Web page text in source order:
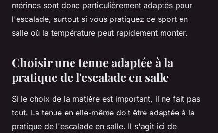
mérinos sont donc particulièrement adaptés pour
l'escalade, surtout si vous pratiquez ce sport en
salle où la température peut rapidement monter.
Choisir une tenue adaptée à la
pratique de l'escalade en salle
Si le choix de la matière est important, il ne fait pas
tout. La tenue en elle-même doit être adaptée à la
pratique de l'escalade en salle. Il s'agit ici de